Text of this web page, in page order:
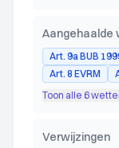
Aangehaalde
Art. 9a BUB
Art. 8 EVRM
Toon alle 6
Verwijzingen